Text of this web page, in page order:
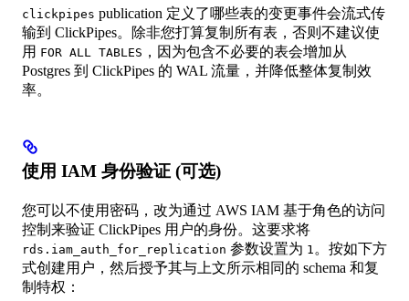
clickpipes publication 定义了哪些表的变更事件会流式传
输到 ClickPipes。除非您打算复制所有表，否则不建议使
用 FOR ALL TABLES ，因为包含不必要的表会增加从
Postgres 到 ClickPipes 的 WAL 流量，并降低整体复制效
率。
使用 IAM 身份验证 (可选)
您可以不使用密码，改为通过 AWS IAM 基于角色的访问
控制来验证 ClickPipes 用户的身份。这要求将
rds.iam_auth_for_replication 参数设置为 1。按如下方
式创建用户，然后授予其与上文所示相同的 schema 和复
制特权：